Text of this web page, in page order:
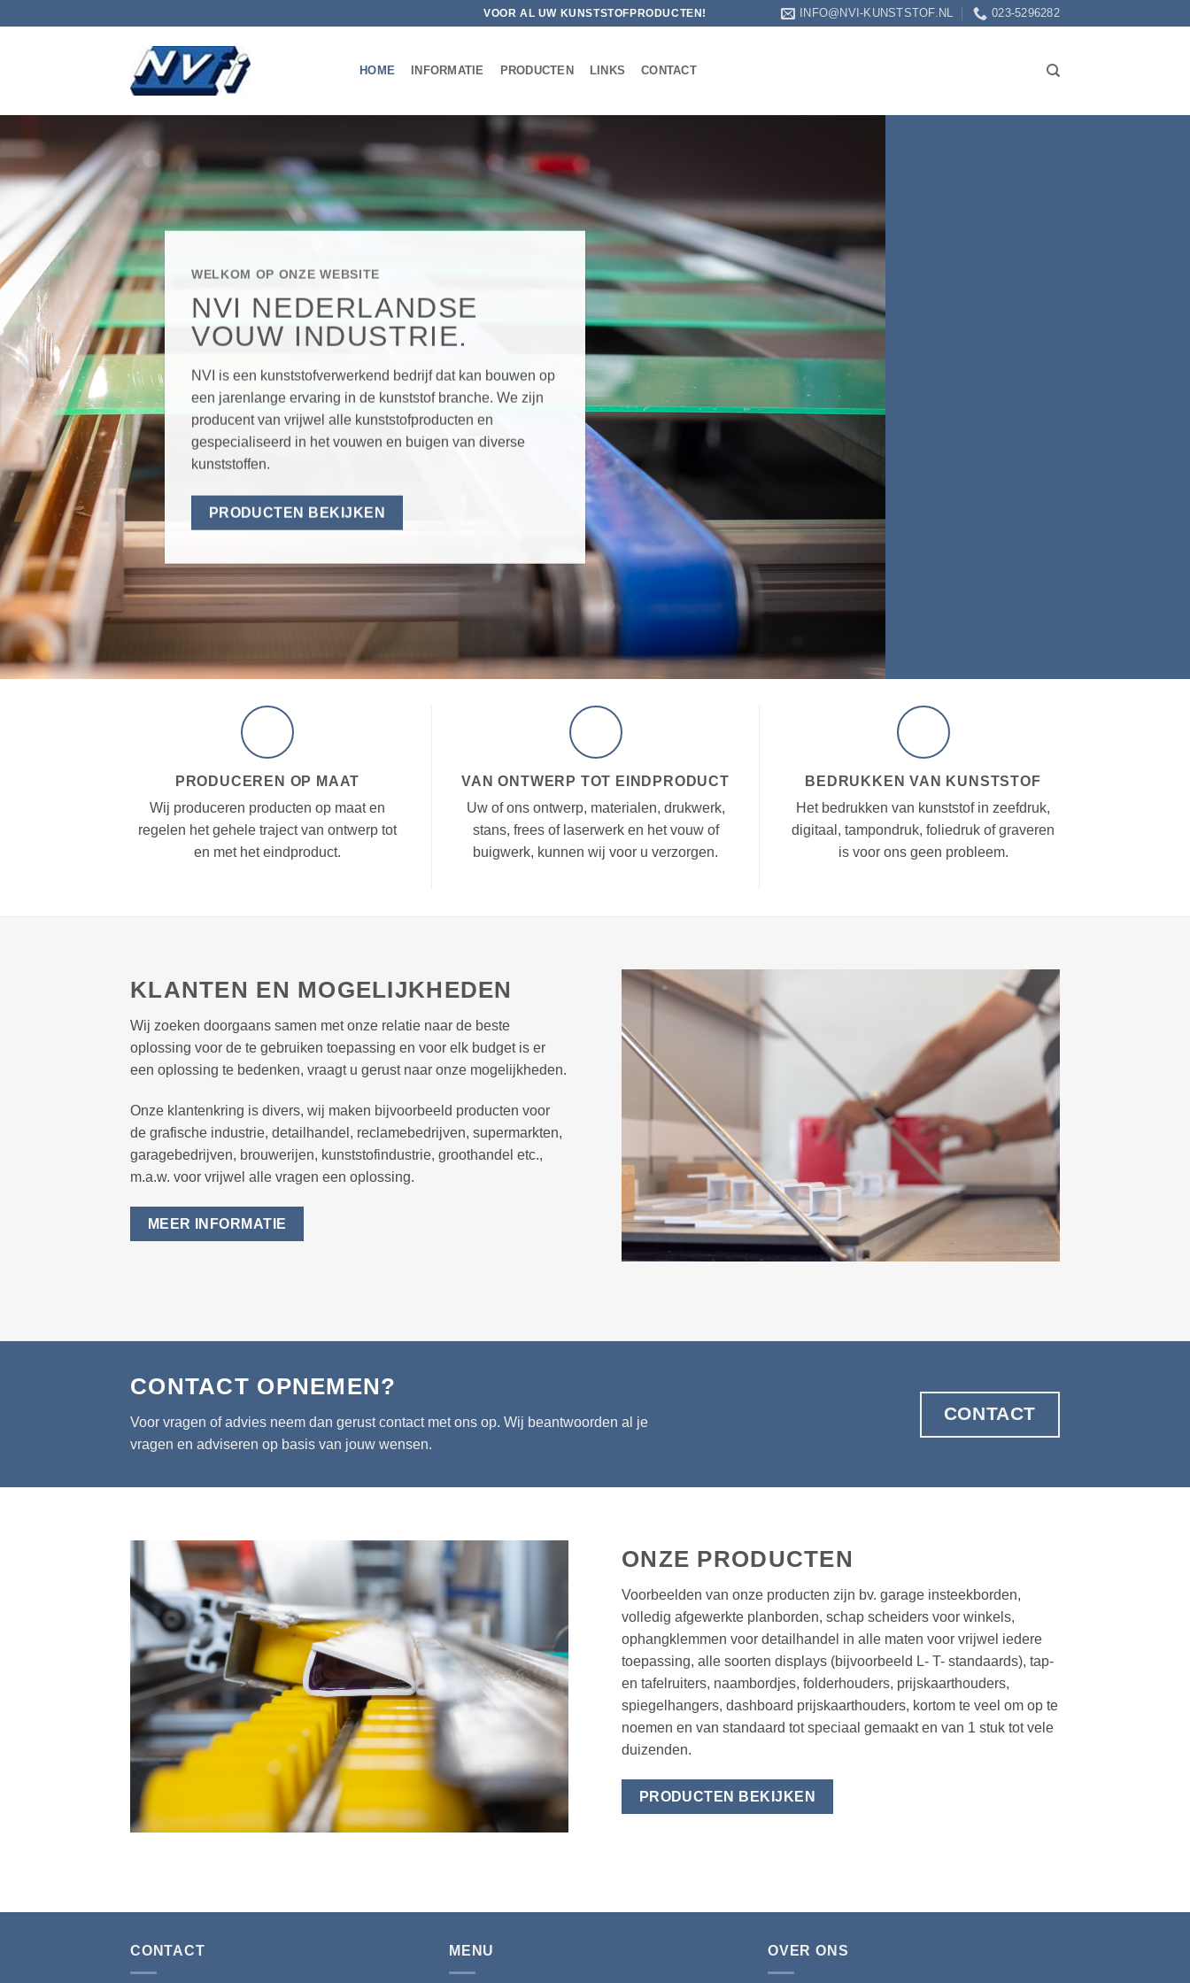
VOOR AL UW KUNSTSTOFPRODUCTEN! INFO@NVI-KUNSTSTOF.NL 023-5296282
HOME INFORMATIE PRODUCTEN LINKS CONTACT
WELKOM OP ONZE WEBSITE
NVI NEDERLANDSE
VOUW INDUSTRIE.
NVI is een kunststofverwerkend bedrijf dat kan bouwen op
een jarenlange ervaring in de kunststof branche. We zijn
producent van vrijwel alle kunststofproducten en
gespecialiseerd in het vouwen en buigen van diverse
kunststoffen.
PRODUCTEN BEKIJKEN
PRODUCEREN OP MAAT
Wij produceren producten op maat en
regelen het gehele traject van ontwerp tot
en met het eindproduct.
VAN ONTWERP TOT EINDPRODUCT
Uw of ons ontwerp, materialen, drukwerk,
stans, frees of laserwerk en het vouw of
buigwerk, kunnen wij voor u verzorgen.
BEDRUKKEN VAN KUNSTSTOF
Het bedrukken van kunststof in zeefdruk,
digitaal, tampondruk, foliedruk of graveren
is voor ons geen probleem.
KLANTEN EN MOGELIJKHEDEN
Wij zoeken doorgaans samen met onze relatie naar de beste
oplossing voor de te gebruiken toepassing en voor elk budget is er
een oplossing te bedenken, vraagt u gerust naar onze mogelijkheden.
Onze klantenkring is divers, wij maken bijvoorbeeld producten voor
de grafische industrie, detailhandel, reclamebedrijven, supermarkten,
garagebedrijven, brouwerijen, kunststofindustrie, groothandel etc.,
m.a.w. voor vrijwel alle vragen een oplossing.
MEER INFORMATIE
CONTACT OPNEMEN?
Voor vragen of advies neem dan gerust contact met ons op. Wij beantwoorden al je
vragen en adviseren op basis van jouw wensen.
CONTACT
ONZE PRODUCTEN
Voorbeelden van onze producten zijn bv. garage insteekborden,
volledig afgewerkte planborden, schap scheiders voor winkels,
ophangklemmen voor detailhandel in alle maten voor vrijwel iedere
toepassing, alle soorten displays (bijvoorbeeld L- T- standaards), tap-
en tafelruiters, naambordjes, folderhouders, prijskaarthouders,
spiegelhangers, dashboard prijskaarthouders, kortom te veel om op te
noemen en van standaard tot speciaal gemaakt en van 1 stuk tot vele
duizenden.
PRODUCTEN BEKIJKEN
CONTACT MENU OVER ONS